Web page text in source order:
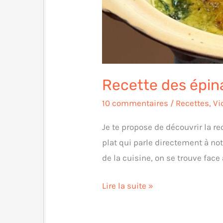
Recette des
10 commentaires / Recettes,
Je te propose de découvrir la
plat qui parle directement à
de la cuisine, on se trouve
Lire la suite »